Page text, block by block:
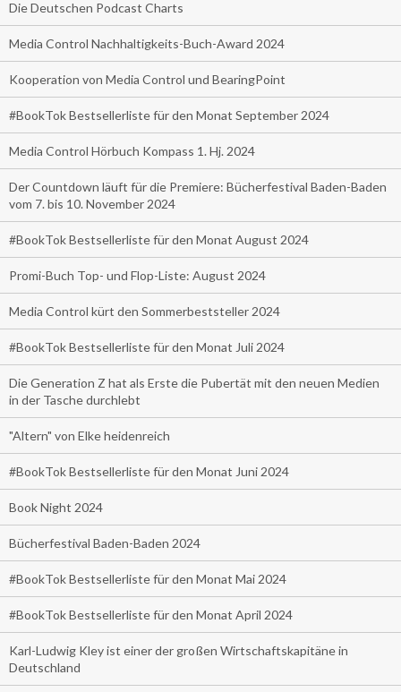
Die Deutschen Podcast Charts
Media Control Nachhaltigkeits-Buch-Award 2024
Kooperation von Media Control und BearingPoint
#BookTok Bestsellerliste für den Monat September 2024
Media Control Hörbuch Kompass 1. Hj. 2024
Der Countdown läuft für die Premiere: Bücherfestival Baden-Baden
vom 7. bis 10. November 2024
#BookTok Bestsellerliste für den Monat August 2024
Promi-Buch Top- und Flop-Liste: August 2024
Media Control kürt den Sommerbeststeller 2024
#BookTok Bestsellerliste für den Monat Juli 2024
Die Generation Z hat als Erste die Pubertät mit den neuen Medien
in der Tasche durchlebt
"Altern" von Elke heidenreich
#BookTok Bestsellerliste für den Monat Juni 2024
Book Night 2024
Bücherfestival Baden-Baden 2024
#BookTok Bestsellerliste für den Monat Mai 2024
#BookTok Bestsellerliste für den Monat April 2024
Karl-Ludwig Kley ist einer der großen Wirtschaftskapitäne in
Deutschland